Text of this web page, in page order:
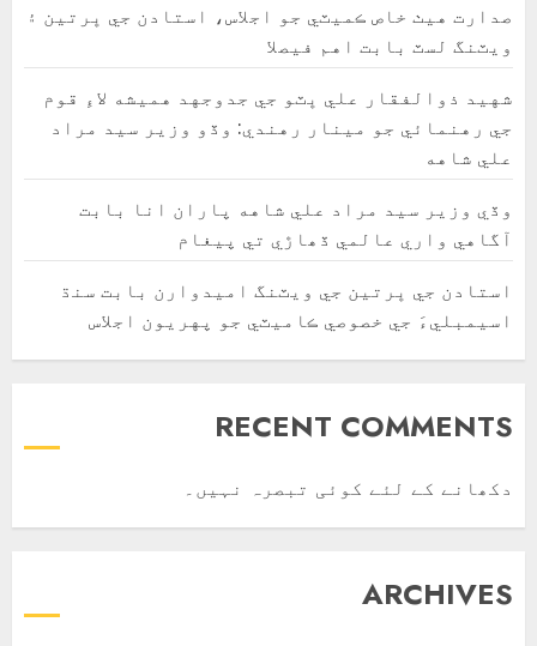
صدارت هيٺ خاص ڪميٽي جو اجلاس، استادن جي ڀرتين ۽
ويٽنگ لسٽ بابت اهم فيصلا
شهيد ذوالفقار علي ڀٽو جي جدوجهد هميشه لاءِ قوم
جي رهنمائي جو مينار رهندي: وڏو وزير سيد مراد
علي شاهه
وڏي وزير سيد مراد علي شاهه پاران انا بابت
آگاهي واري عالمي ڏھاڙي تي پيغام
استادن جي ڀرتين جي ويٽنگ اميدوارن بابت سنڌ
اسيمبليءَ جي خصوصي ڪاميٽي جو پهريون اجلاس
RECENT COMMENTS
دکھانے کے لئے کوئی تبصرہ نہیں۔
ARCHIVES